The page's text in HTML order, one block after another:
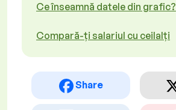
Ce înseamnă datele din grafic?
Compară-ți salariul cu ceilalți
Share